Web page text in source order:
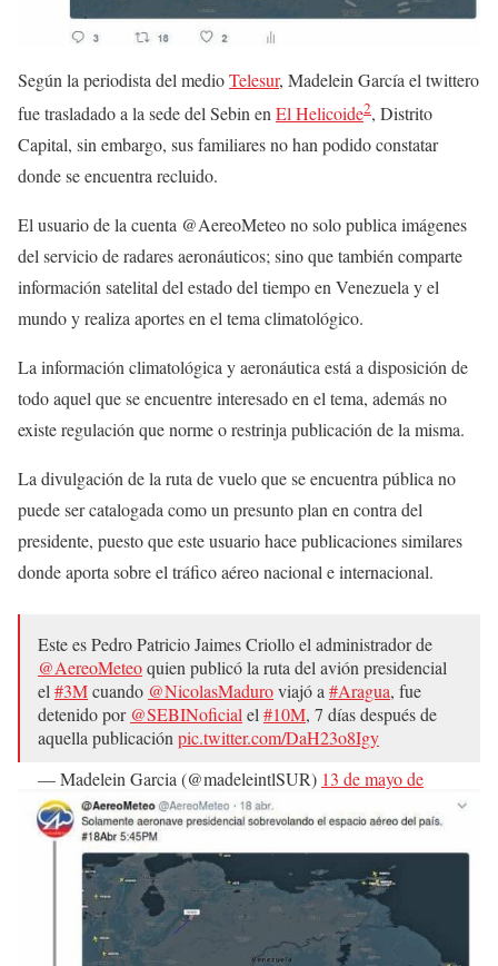
Según la periodista del medioTelesur, Madelein García el twittero
fue trasladado a la sede del Sebin en El Helicoide2, Distrito
Capital, sin embargo, sus familiares no han podido constatar
donde se encuentra recluido.
El usuario de la cuenta @AereoMeteo no solo publica imágenes
del servicio de radares aeronáuticos; sino que también comparte
información satelital del estado del tiempo en Venezuela y el
mundo y realiza aportes en el tema climatológico.
La información climatológica y aeronáutica está a disposición de
todo aquel que se encuentre interesado en el tema, además no
existe regulación que norme o restrinja publicación de la misma.
La divulgación de la ruta de vuelo que se encuentra pública no
puede ser catalogada como un presunto plan en contra del
presidente, puesto que este usuario hace publicaciones similares
donde aporta sobre el tráfico aéreo nacional e internacional.
Este es Pedro Patricio Jaimes Criollo el administrador de
@AereoMeteoquien publicó la ruta del avión presidencial
el #3Mcuando @NicolasMaduroviajó a #Aragua, fue
detenido por @SEBINoficial el #10M, 7 días después de
aquella publicación pic.twitter.com/DaH23o8Igy
— Madelein Garcia (@madeleintlSUR) 13 de mayo de
2018